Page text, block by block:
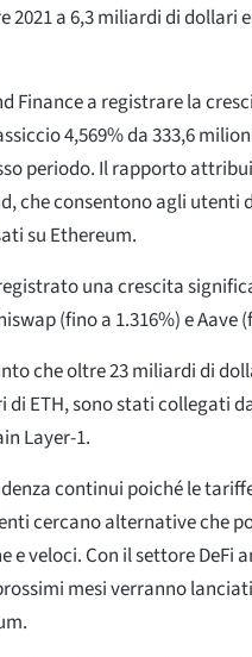
2021 a 6,3 miliardi di dollari
Finance a registrare la
4,569% da 333,6
periodo. Il rapporto
che consentono agli utenti
su Ethereum.
una crescita
(fino a 1.316%) e Aave
che oltre 23 miliardi di
ETH, sono stati collegati
Layer-1.
continui poiché le
cercano alternative che
veloci. Con il settore DeFi
mesi verranno